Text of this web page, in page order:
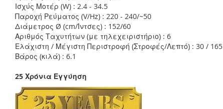
Ισχύς Μοτέρ (W) : 2.4 - 34.5
Παροχή Ρεύματος (V/Hz) : 220 - 240/~50
Διάμετρος Ø (cm/Ίντσες) : 152/60
Αριθμός Ταχυτήτων (με τηλεχειριστήριο) : 6
Ελάχιστη / Μέγιστη Περιστροφή (Στροφές/Λεπτό) : 30 / 165
Βάρος (κιλά) : 6.1
25 Χρόνια Εγγύηση